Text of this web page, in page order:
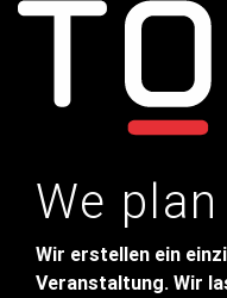
We
Wir erstellen ein
Veranstaltung. Wir